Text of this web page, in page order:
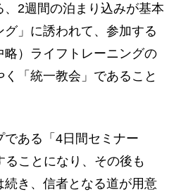
2週間の泊まり込みが基本
」に誘われて、参加する
略）ライフトレーニングの
「統一教会」であること
ある「4日間セミナー
ることになり、その後も
続き、信者となる道が用意